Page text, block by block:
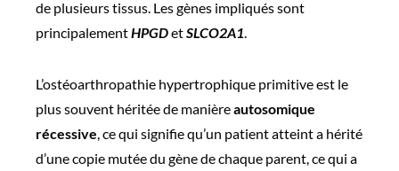
de plusieurs tissus. Les gènes impliqués sont
principalementHPGDetSLCO2A1.
L’ostéoarthropathie hypertrophique primitive est le
plus souvent héritée de manièreautosomique
récessive, ce qui signifie qu’un patient atteint a hérité
d’une copie mutée du gène de chaque parent, ce qui a